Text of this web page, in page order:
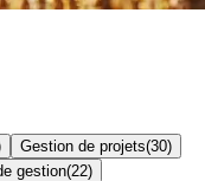
Gestion de projets(30)
gestion(22)